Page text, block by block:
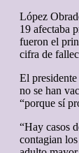
López
19 afectaba
fueron el
cifra de
El
no se han
“porque sí
“Hay casos
contagian